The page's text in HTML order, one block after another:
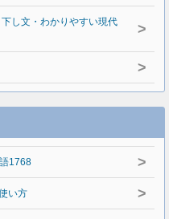
し文・わかりやすい現代
>
>
1768 >
い方 >